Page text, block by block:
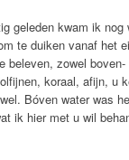
geleden kwam ik nog
te duiken vanaf het
beleven, zowel boven-
koraal, afijn, u
Bóven water was
ik hier met u wil